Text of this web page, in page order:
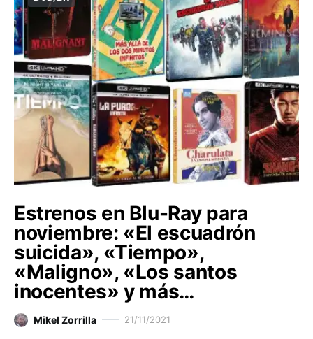
Estrenos en Blu-Ray para
noviembre: «El escuadrón
suicida», «Tiempo»,
«Maligno», «Los santos
inocentes» y más…
Mikel Zorrilla 21/11/2021